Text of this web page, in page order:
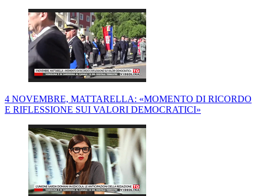
4 NOVEMBRE, MATTARELLA: «MOMENTO DI RICORDO
E RIFLESSIONE SUI VALORI DEMOCRATICI»